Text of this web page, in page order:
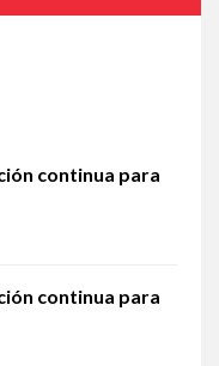
continua para
continua para